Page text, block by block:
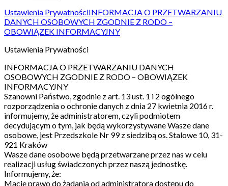
Ustawienia PrywatnościINFORMACJA O PRZETWARZANIU
DANYCH OSOBOWYCH ZGODNIE Z RODO –
OBOWIĄZEK INFORMACYJNY
Ustawienia Prywatności
INFORMACJA O PRZETWARZANIU DANYCH
OSOBOWYCH ZGODNIE Z RODO – OBOWIĄZEK
INFORMACYJNY
Szanowni Państwo, zgodnie z art. 13 ust. 1 i 2 ogólnego
rozporządzenia o ochronie danych z dnia 27 kwietnia 2016 r.
informujemy, że administratorem, czyli podmiotem
decydującym o tym, jak będą wykorzystywane Wasze dane
osobowe, jest Przedszkole Nr 99 z siedzibą os. Stalowe 10, 31-
921 Kraków
Wasze dane osobowe będą przetwarzane przez nas w celu
realizacji usług świadczonych przez naszą jednostkę.
Informujemy, że:
Macie prawo do żądania od administratora dostępu do